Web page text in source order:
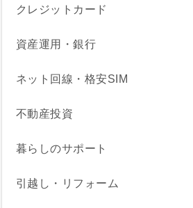
クレジットカード
資産運用・銀行
ネット回線・格安SIM
不動産投資
暮らしのサポート
引越し・リフォーム